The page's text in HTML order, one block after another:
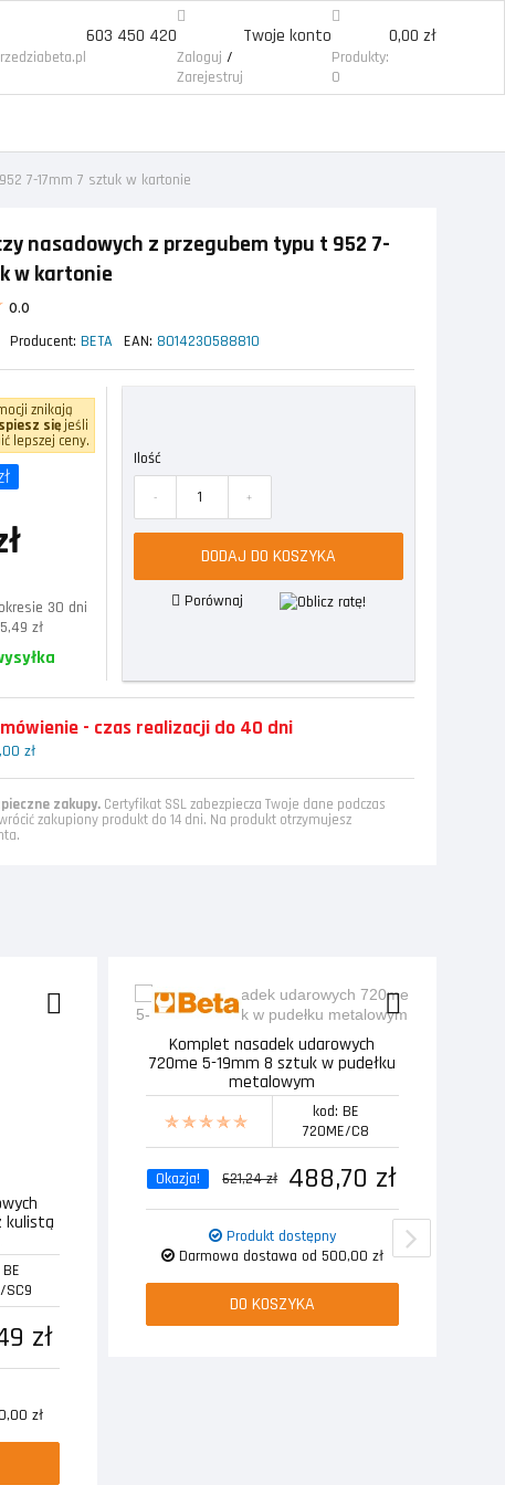
603 450 420 Twoje konto
Zaloguj /
Zarejestruj
0,00 zł
Produkty:
0
7-17mm 7 sztuk w kartonie
nasadowych z przegubem typu t 952 7-
w kartonie
0.0
Producent: BETA EAN: 8014230588810
znikają
sięjeśli
lepszej ceny.
30 dni
zł
Ilość
- +
DODAJ DO KOSZYKA
Porównaj
- czas realizacji do 40 dni
zł
zakupy.Certyfikat SSL zabezpiecza Twoje dane podczas
zakupiony produkt do 14 dni. Na produkt otrzymujesz
kulistą
SC9
zł
zł
Komplet nasadek udarowych
720me 5-19mm 8 sztuk w pudełku
metalowym
kod: BE
720ME/C8
Okazja! 621,24 zł 488,70 zł
Produkt dostępny
Darmowa dostawa od 500,00 zł
DO KOSZYKA